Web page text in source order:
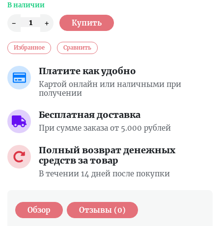
В наличии
Избранное Сравнить
Платите как удобно
Картой онлайн или наличными при
получении
Бесплатная доставка
При сумме заказа от 5.000 рублей
Полный возврат денежных
средств за товар
В течении 14 дней после покупки
Обзор Отзывы (0)